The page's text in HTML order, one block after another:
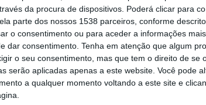
da procura de dispositivos. Poderá clicar para
parte dos nossos 1538 parceiros, conforme
o consentimento ou para aceder a informações
dar consentimento. Tenha em atenção que algum
o seu consentimento, mas que tem o direito de se
serão aplicadas apenas a este website. Você pode
a qualquer momento voltando a este site e
resultado que isso teve” e sabem hoje que
pandemia”.